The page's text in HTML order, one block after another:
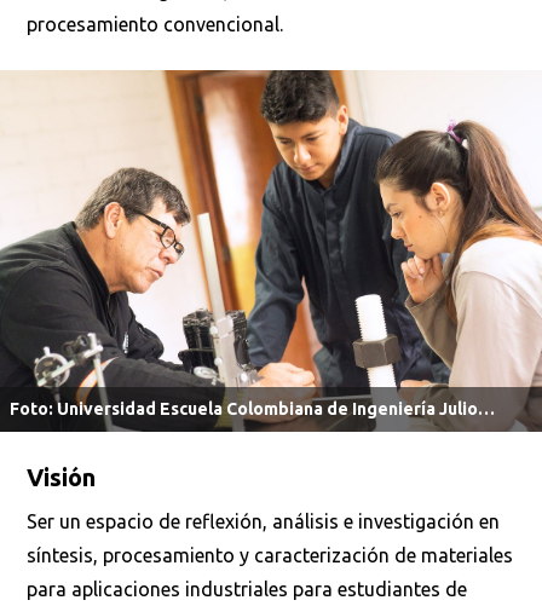
procesamiento convencional.
Foto: Universidad Escuela Colombiana de Ingeniería Julio
Garavito.
Visión
Ser un espacio de reflexión, análisis e investigación en
síntesis, procesamiento y caracterización de materiales
para aplicaciones industriales para estudiantes de
Busca en la escuela
¿Qué buscas?
Buscar en: